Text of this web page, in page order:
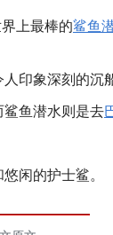
上最棒的鲨鱼
印象深刻的沉
鱼潜水则是去
闲的护士鲨。